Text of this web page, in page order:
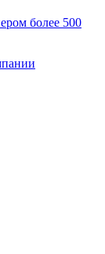
более 500